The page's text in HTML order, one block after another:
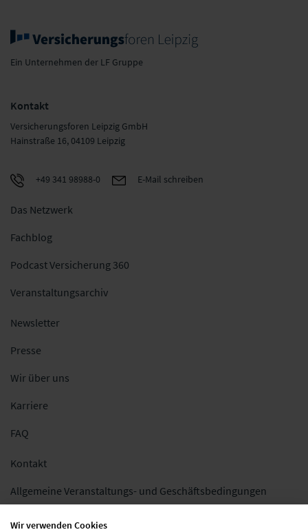
Ein Unternehmen der LF Gruppe
Kontakt
Versicherungsforen Leipzig GmbH
Hainstraße 16, 04109 Leipzig
+49 341 98988-0 E-Mail schreiben
Das Netzwerk
Fachblog
Podcast Versicherung 360
Veranstaltungsarchiv
Newsletter
Presse
Wir über uns
Karriere
FAQ
Kontakt
Allgemeine Veranstaltungs- und Geschäftsbedingungen
Wir verwenden Cookies